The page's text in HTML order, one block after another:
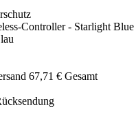
Controller - Starlight
67,71 € Gesamt